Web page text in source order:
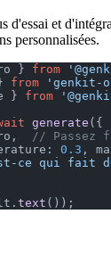
d'essai et
personnalisées.
} from
from 'genkit-
} from
generate ({
// Passez
0.3 ,
ce qui fait
text ());